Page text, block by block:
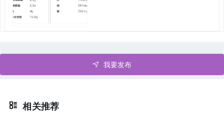
我要发布
相关推荐